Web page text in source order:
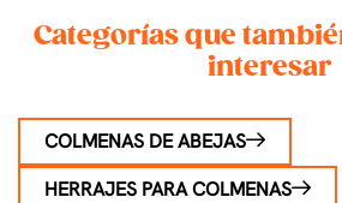
Categorías que
interesar
COLMENAS DE ABEJAS
HERRAJES PARA COLMENAS